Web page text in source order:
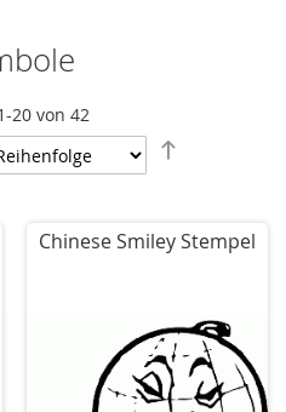
-20 von 42
Chinese Smiley Stempel